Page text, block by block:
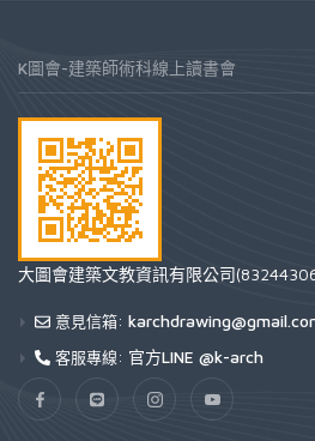
K圖會-建築師術科線上讀書會
大圖會建築文教資訊有限公司
意見信箱:
客服專線: 官方LINE @k-arch